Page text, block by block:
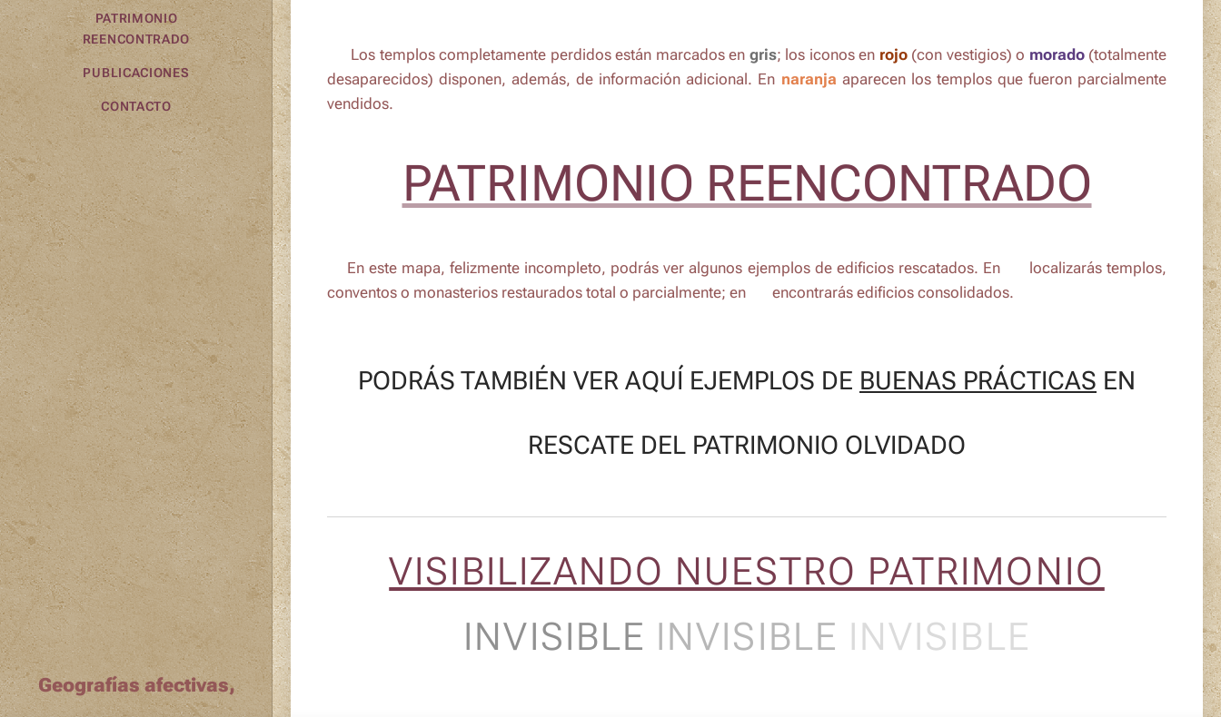
PATRIMONIO
REENCONTRADO
PUBLICACIONES
CONTACTO
🗺️ Los templos completamente perdidos están marcados en gris; los iconos en rojo(con vestigios) o morado(totalmente
desaparecidos) disponen, además, de información adicional. En naranja aparecen los templos que fueron parcialmente
vendidos.
PATRIMONIO REENCONTRADO
🗺️En este mapa, felizmente incompleto, podrás ver algunos ejemplos de edificios rescatados. En 🔵 localizarás templos,
conventos o monasterios restaurados total o parcialmente; en 🟢 encontrarás edificios consolidados.
PODRÁS TAMBIÉN VER AQUÍ EJEMPLOS DE BUENAS PRÁCTICAS EN
RESCATE DEL PATRIMONIO OLVIDADO
VISIBILIZANDO NUESTRO PATRIMONIO
INVISIBLE INVISIBLE INVISIBLE
Geografías afectivas,